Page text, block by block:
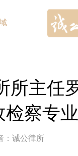
所主任
察专
：诚公律所